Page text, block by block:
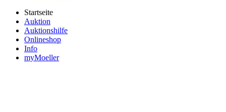
Startseite
Auktion
Auktionshilfe
Onlineshop
Info
myMoeller